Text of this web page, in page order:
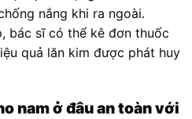
nắng khi ra ngoài.
bác sĩ có thể kê đơn thuốc
quả lăn kim được phát huy
nam ở đâu an toàn với